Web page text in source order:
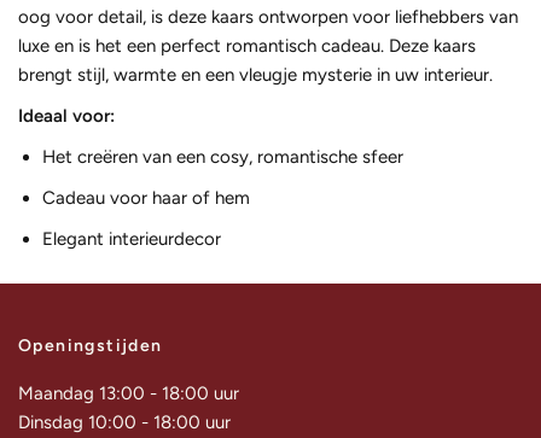
oog voor detail, is deze kaars ontworpen voor liefhebbers van
luxe en is het een perfect romantisch cadeau. Deze kaars
brengt stijl, warmte en een vleugje mysterie in uw interieur.
Ideaal voor:
Het creëren van een cosy, romantische sfeer
Cadeau voor haar of hem
Elegant interieurdecor
Openingstijden
Maandag 13:00 - 18:00 uur
Dinsdag 10:00 - 18:00 uur